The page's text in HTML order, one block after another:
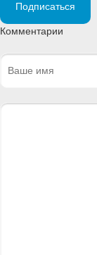
Подписаться
Комментарии